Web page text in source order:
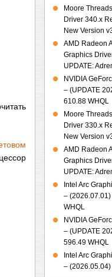
Moore
Driver 340.x
New Version
AMD Radeon
Graphics
UPDATE:
NVIDIA
– (UPDATE
610.88 WHQL
Moore
Driver 330.x
New Version
AMD Radeon
Graphics
UPDATE:
Intel Arc
–
WHQL
NVIDIA
– (UPDATE
596.49 WHQL
Intel Arc
–